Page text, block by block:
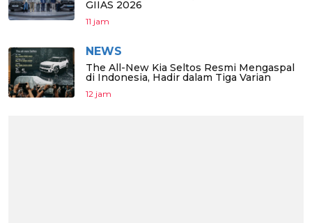
GIIAS 2026
11 jam
NEWS
The All-New Kia Seltos Resmi Mengaspal
di Indonesia, Hadir dalam Tiga Varian
12 jam